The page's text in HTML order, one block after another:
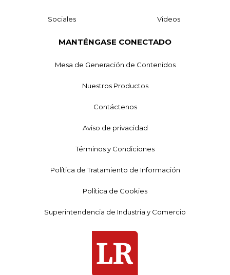
Sociales Videos
MANTÉNGASE CONECTADO
Mesa de Generación de Contenidos
Nuestros Productos
Contáctenos
Aviso de privacidad
Términos y Condiciones
Política de Tratamiento de Información
Política de Cookies
Superintendencia de Industria y Comercio